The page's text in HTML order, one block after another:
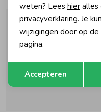
weten? Lees hieralles
privacyverklaring. Je
wijzigingen door op de
pagina.
Accepteren